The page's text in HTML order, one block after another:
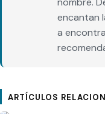
encantan
a
ARTÍCULOS